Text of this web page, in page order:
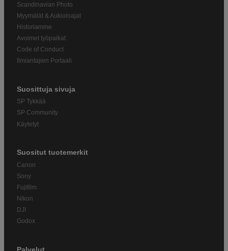
Scandinavian Photo
Myymälät & Aukioloajat
Historiamme
Avoimet työpaikat
Code of Conduct
Ilmiantajien Portaali
Suosittuja sivuja
SP Tykkää
SP Community
Käytetyt
Suositut tuotemerkit
Canon
Sony
Fujifilm
Nikon
DJI
Godox